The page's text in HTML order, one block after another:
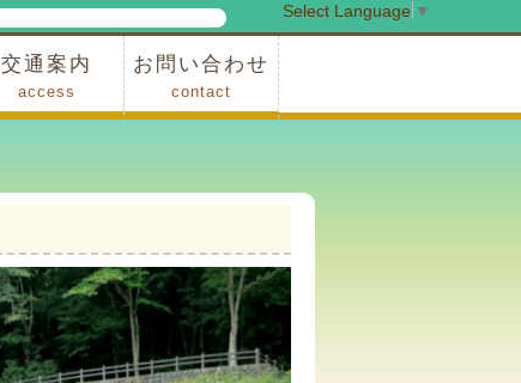
検
索
交通案内
access
お問い合わせ
contact
Select Language ▼